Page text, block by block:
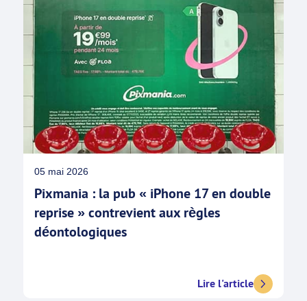
05 mai 2026
Pixmania : la pub « iPhone 17 en double
reprise » contrevient aux règles
déontologiques
Lire l'article